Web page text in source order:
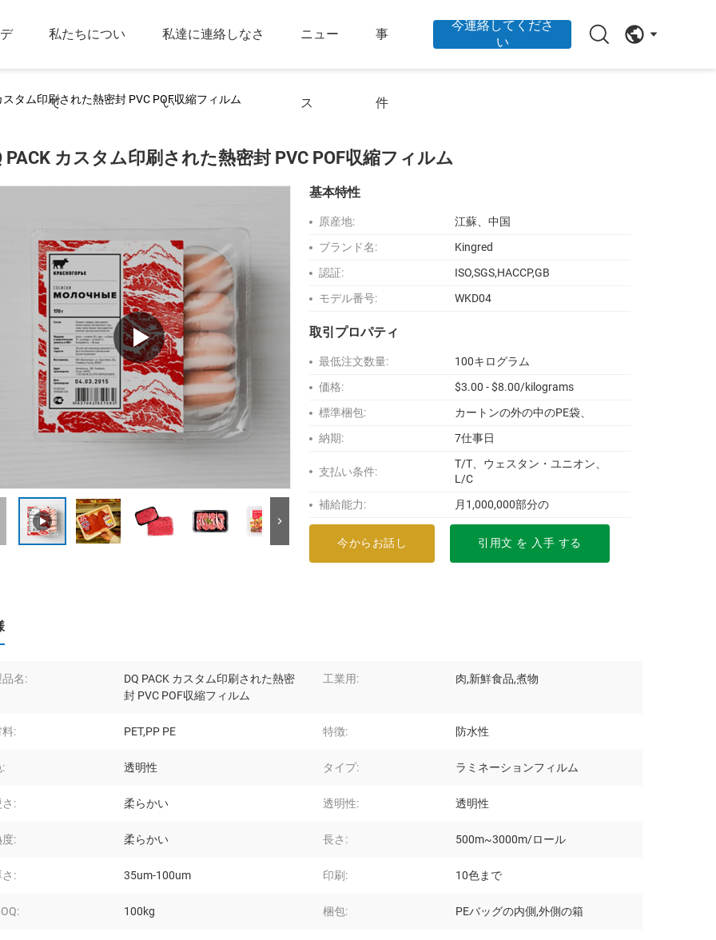
私たちについ
て
私達に連絡しなさ
い
ニュー
ス
事
件
今連絡してくださ
い
スタム印刷された熱密封 PVC POF収縮フィルム
PACK カスタム印刷された熱密封 PVC POF収縮フィルム
基本特性
原産地:
江蘇、中国
ブランド名:
Kingred
認証:
ISO,SGS,HACCP,GB
モデル番号:
WKD04
取引プロパティ
最低注文数量:
100キログラム
価格:
$3.00 - $8.00/kilograms
標準梱包:
カートンの外の中のPE袋、
納期:
7仕事日
支払い条件:
T/T、ウェスタン・ユニオン、
L/C
補給能力:
月1,000,000部分の
今からお話し 引用文 を 入手 する
品名:
DQ PACK カスタム印刷された熱密
封 PVC POF収縮フィルム
工業用: 肉,新鮮食品,煮物
料: PET,PP PE 特徴: 防水性
: 透明性 タイプ: ラミネーションフィルム
さ: 柔らかい 透明性: 透明性
度: 柔らかい 長さ: 500m~3000m/ロール
さ: 35um-100um 印刷: 10色まで
100kg 梱包: PEバッグの内側,外側の箱